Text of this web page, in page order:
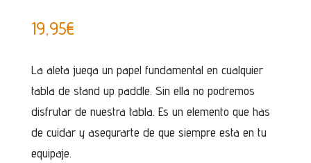
19,95€
La aleta juega un papel fundamental en cualquier
tabla de stand up paddle. Sin ella no podremos
disfrutar de nuestra tabla. Es un elemento que has
de cuidar y asegurarte de que siempre esta en tu
equipaje.